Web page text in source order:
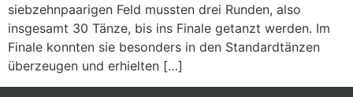
siebzehnpaarigen Feld mussten drei Runden, also
insgesamt 30 Tänze, bis ins Finale getanzt werden. Im
Finale konnten sie besonders in den Standardtänzen
überzeugen und erhielten […]